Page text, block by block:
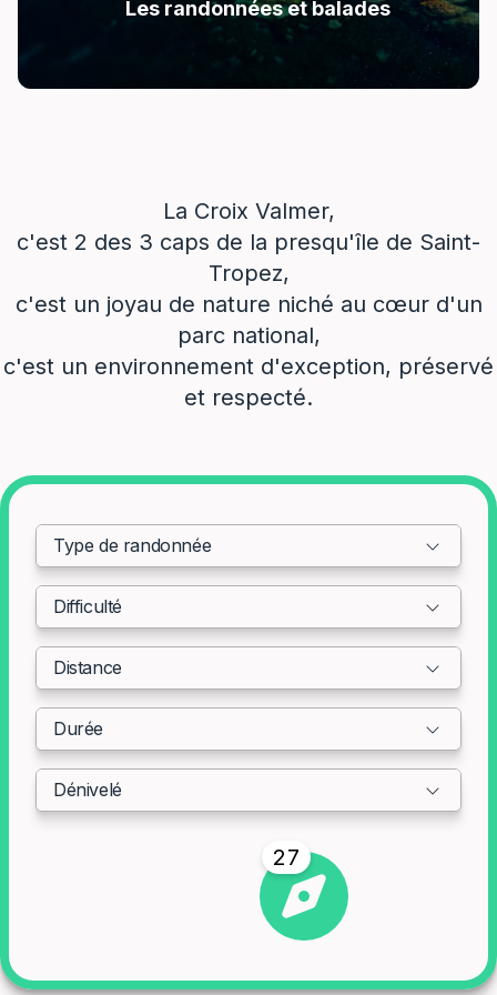
Les randonnées et balades
La Croix Valmer,
c'est 2 des 3 caps de la presqu'île de Saint-
Tropez,
c'est un joyau de nature niché au cœur d'un
parc national,
c'est un environnement d'exception, préservé
et respecté.
balade
randonnée
promenade
pédestre
cyclable
taillat
visiter
que
Type de randonnée
Difficulté
Distance
Durée
Dénivelé
27